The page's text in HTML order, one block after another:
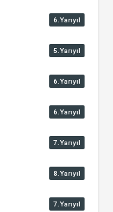
6.Yarıyıl
5.Yarıyıl
6.Yarıyıl
6.Yarıyıl
7.Yarıyıl
8.Yarıyıl
7.Yarıyıl